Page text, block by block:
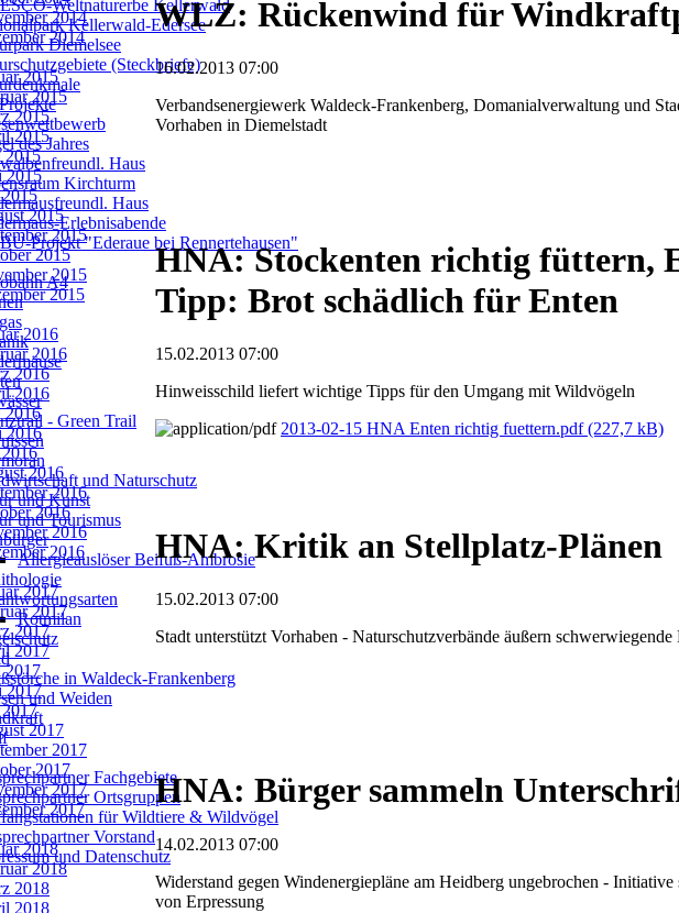
Weltnaturerbe Kellerwald
Kellerwald-Edersee
Diemelsee
(Steckbriefe)
des Jahres
Haus
Kirchturm
Haus
Erlebnisabende
Projekt "Ederaue bei Rennertehausen"
A4
- Green Trail
und Naturschutz
und Kunst
und Tourismus
Allergieauslöser Beifuß-Ambrosie
Rotmilan
in Waldeck-Frankenberg
und Weiden
Fachgebiete
Ortsgruppen
für Wildtiere & Wildvögel
Vorstand
und Datenschutz
2014
2014
2015
2015
2015
2015
2015
2015
2015
2015
2015
2015
2015
2016
2016
2016
2016
2016
2016
2016
2016
2016
2016
2016
2017
2017
2017
2017
2017
2017
2017
2017
2017
2017
2017
2018
2018
2018
2018
WLZ: Rückenwind für
16.02.2013 07:00
Verbandsenergiewerk Waldeck-Frankenberg, Domanialverwaltung und
Vorhaben in Diemelstadt
HNA: Stockenten richtig füttern,
Tipp: Brot schädlich für Enten
15.02.2013 07:00
Hinweisschild liefert wichtige Tipps für den Umgang mit Wildvögeln
2013-02-15 HNA Enten richtig fuettern.pdf(227,7 kB)
HNA: Kritik an Stellplatz-Plänen
15.02.2013 07:00
Stadt unterstützt Vorhaben - Naturschutzverbände äußern schwerwiegende
HNA: Bürger sammeln
14.02.2013 07:00
Widerstand gegen Windenergiepläne am Heidberg ungebrochen - Initiative
von Erpressung